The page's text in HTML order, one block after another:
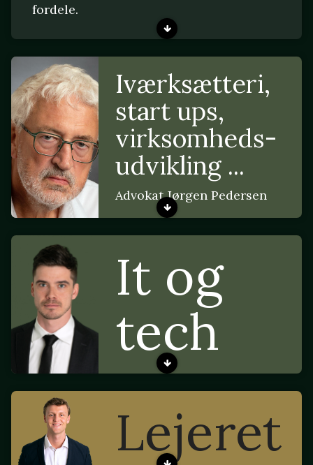
fordele.
Iværksætteri,
start ups,
virksomheds-
udvikling ...
Advokat Jørgen Pedersen
It og
tech
Lejeret